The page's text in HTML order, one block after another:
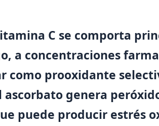
C se comporta
a concentraciones
como prooxidante
genera
puede producir estrés